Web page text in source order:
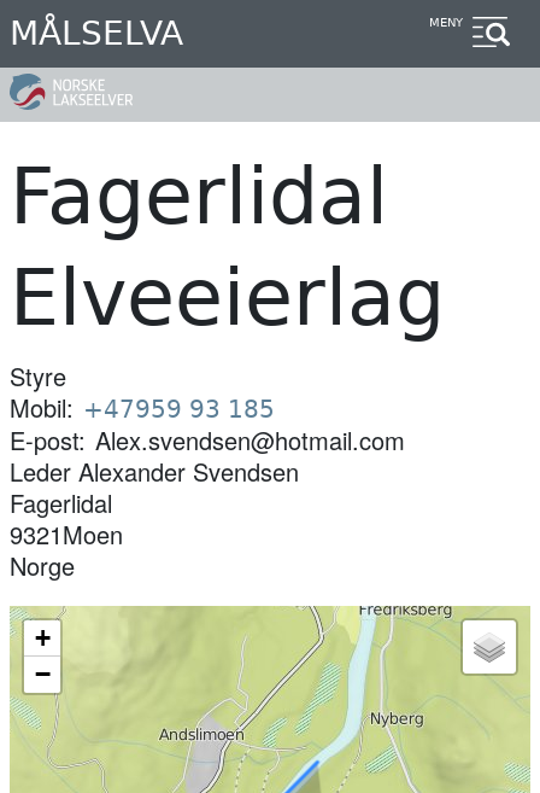
Hopp
til
hovedinnhold
MÅLSELVA MENY
Fagerlidal
Elveeierlag
Styre
Mobil
+47959 93 185
E-post Alex.svendsen@hotmail.com
Leder Alexander Svendsen
Fagerlidal
9321Moen
Norge
+
−